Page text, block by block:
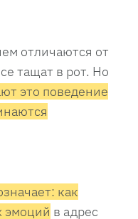
отличаются от
тащат в рот. Но
это поведение
как
эмоций в адрес